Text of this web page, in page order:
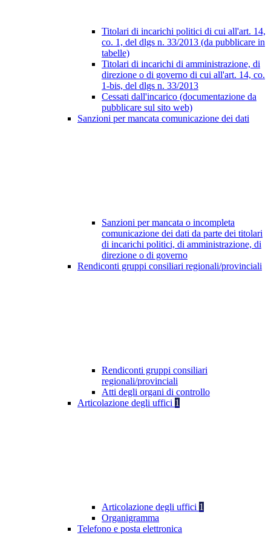
Titolari di incarichi politici di cui all'art. 14,
co. 1, del dlgs n. 33/2013 (da pubblicare in
tabelle)
Titolari di incarichi di amministrazione, di
direzione o di governo di cui all'art. 14, co.
1-bis, del dlgs n. 33/2013
Cessati dall'incarico (documentazione da
pubblicare sul sito web)
Sanzioni per mancata comunicazione dei dati
Sanzioni per mancata o incompleta
comunicazione dei dati da parte dei titolari
di incarichi politici, di amministrazione, di
direzione o di governo
Rendiconti gruppi consiliari regionali/provinciali
Rendiconti gruppi consiliari
regionali/provinciali
Atti degli organi di controllo
Articolazione degli uffici 1
Articolazione degli uffici 1
Organigramma
Telefono e posta elettronica